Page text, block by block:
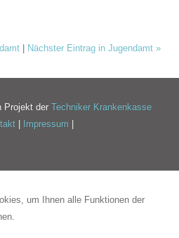
| Nächster Eintrag in Jugendamt »
Projekt der Techniker Krankenkasse
| Impressum |
um Ihnen alle Funktionen der